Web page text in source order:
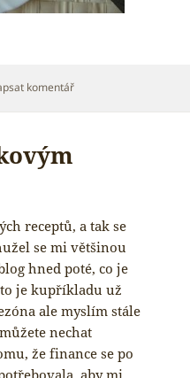
komentářpro text s názvem
receptů, a tak se
se mi většinou
hned poté, co je
je kupříkladu už
ale myslím stále
nechat
že finance se po